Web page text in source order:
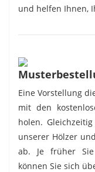
und helfen Ihnen,
Eine Vorstellung
mit den
holen.
unserer Hölzer
ab. Je früher
können Sie sich